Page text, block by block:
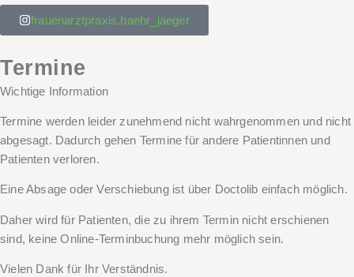
frauenarztpraxis.baehr_jaeger
Termine
Wichtige Information
Termine werden leider zunehmend nicht wahrgenommen und nicht
abgesagt. Dadurch gehen Termine für andere Patientinnen und
Patienten verloren.
Eine Absage oder Verschiebung ist über Doctolib einfach möglich.
Daher wird für Patienten, die zu ihrem Termin nichterschienen
sind, keine Online-Terminbuchung mehr möglich sein.
Vielen Dank für Ihr Verständnis.